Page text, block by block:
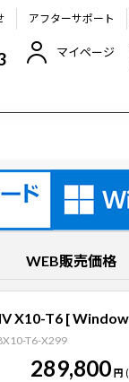
アフターサポート
マイページ
WEB販売価格
X10-T6 [
T6-X299
289,800 円